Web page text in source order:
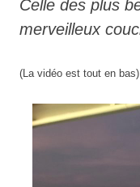
Celle des plus
merveilleux
(La vidéo est tout en